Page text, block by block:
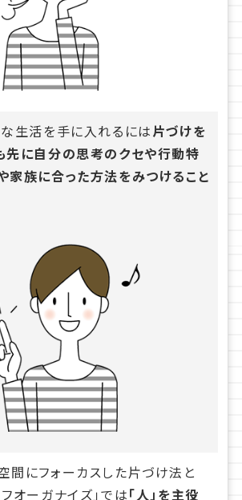
な生活を手に入れるには片づけを
先に自分の思考のクセや行動特
家族に合った方法をみつけること
間にフォーカスした片づけ法と
オーガナイズ」では「人」を主役